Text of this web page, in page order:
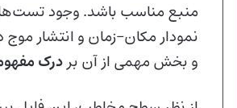
منبع مناسب باشد. وجود
نمودار مکان–زمان و انتشار
و بخش مهمی از آن بردرک